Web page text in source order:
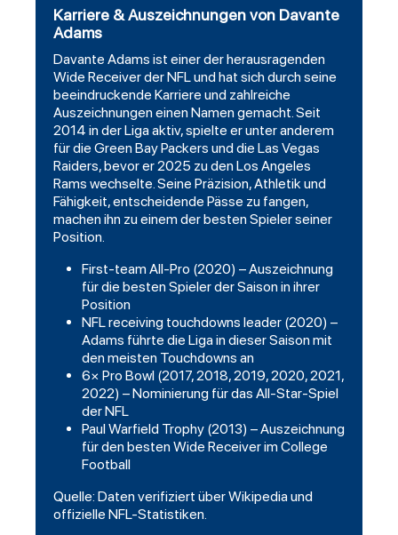
Karriere & Auszeichnungen von Davante
Adams
Davante Adams ist einer der herausragenden
Wide Receiver der NFL und hat sich durch seine
beeindruckende Karriere und zahlreiche
Auszeichnungen einen Namen gemacht. Seit
2014 in der Liga aktiv, spielte er unter anderem
für die Green Bay Packers und die Las Vegas
Raiders, bevor er 2025 zu den Los Angeles
Rams wechselte. Seine Präzision, Athletik und
Fähigkeit, entscheidende Pässe zu fangen,
machen ihn zu einem der besten Spieler seiner
Position.
First-team All-Pro (2020) – Auszeichnung
für die besten Spieler der Saison in ihrer
Position
NFL receiving touchdowns leader (2020) –
Adams führte die Liga in dieser Saison mit
den meisten Touchdowns an
6× Pro Bowl (2017, 2018, 2019, 2020, 2021,
2022) – Nominierung für das All-Star-Spiel
der NFL
Paul Warfield Trophy (2013) – Auszeichnung
für den besten Wide Receiver im College
Football
Quelle: Daten verifiziert über Wikipedia und
offizielle NFL-Statistiken.